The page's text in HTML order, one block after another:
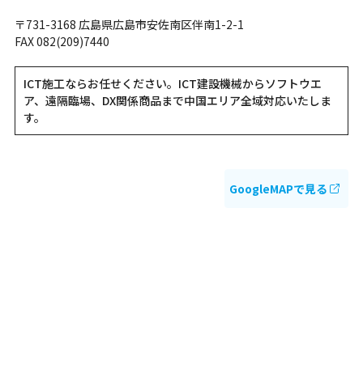
〒731-3168 広島県広島市安佐南区伴南1-2-1
FAX 082(209)7440
ICT施工ならお任せください。ICT建設機械からソフトウエ
ア、遠隔臨場、DX関係商品まで中国エリア全域対応いたしま
す。
GoogleMAPで見る